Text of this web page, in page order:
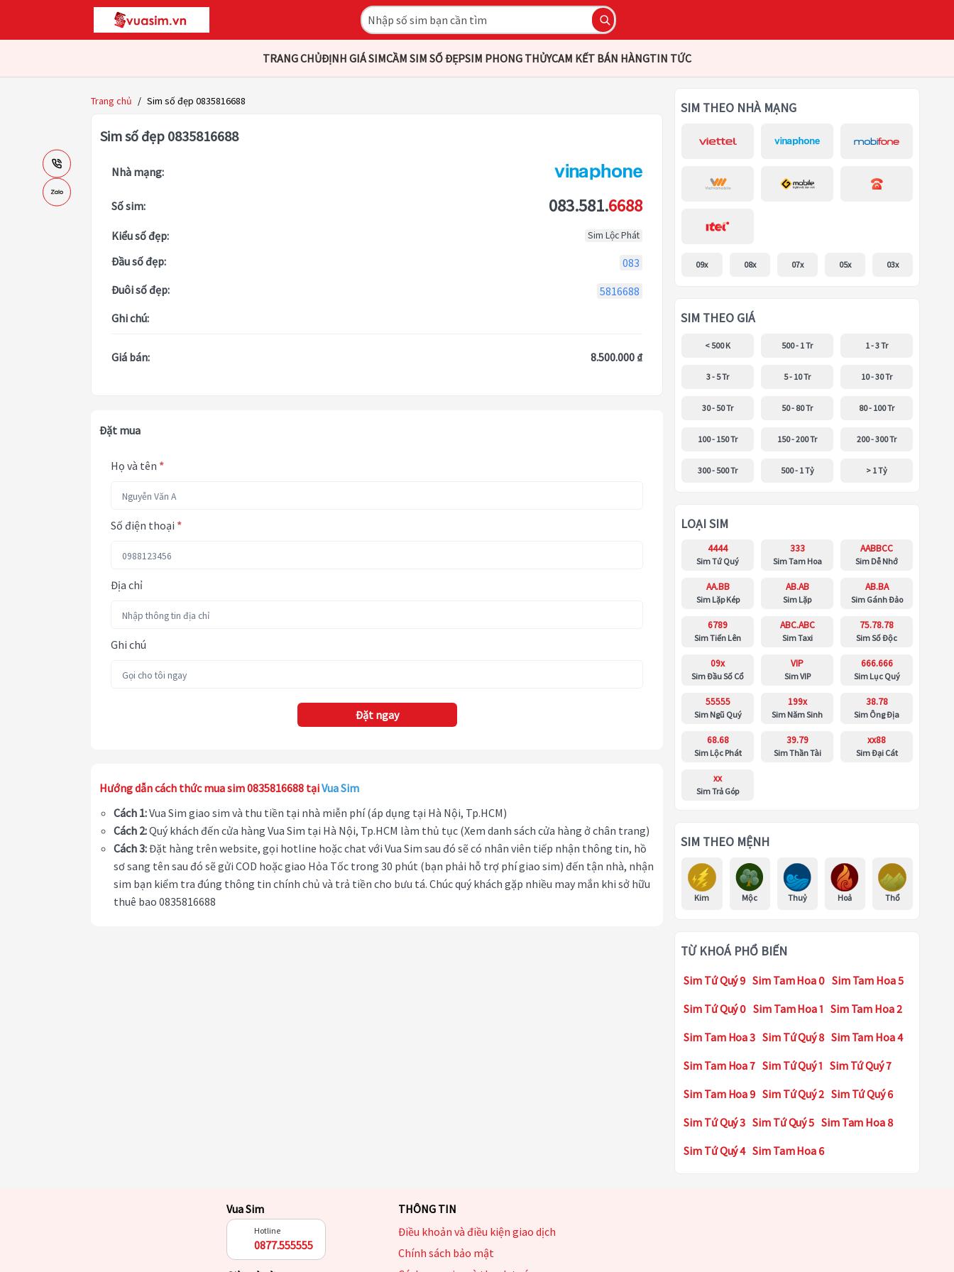
TRANG CHỦĐỊNH GIÁ SIMCẦM SIM SỐ ĐẸPSIM PHONG THỦYCAM KẾT BÁN HÀNGTIN TỨC
Trang chủ / Sim số đẹp 0835816688
Sim số đẹp 0835816688
Nhà mạng:
Số sim: 083.581.6688
Kiểu số đẹp: Sim Lộc Phát
Đầu số đẹp:
083
Đuôi số đẹp:
5816688
Ghi chú:
Giá bán: 8.500.000 ₫
Đặt mua
Họ và tên *
Số điện thoại *
Địa chỉ
Ghi chú
Đặt ngay
Hướng dẫn cách thức mua sim 0835816688 tạiVua Sim
Cách 1:Vua Sim giao sim và thu tiền tại nhà miễn phí (áp dụng tại Hà Nội, Tp.HCM)
Cách 2:Quý khách đến cửa hàng Vua Sim tại Hà Nội, Tp.HCM làm thủ tục (Xem danh sách cửa hàng ở chân trang)
Cách 3:Đặt hàng trên website, gọi hotline hoặc chat với Vua Sim sau đó sẽ có nhân viên tiếp nhận thông tin, hồ
sơ sang tên sau đó sẽ gửi COD hoặc giao Hỏa Tốc trong 30 phút (bạn phải hỗ trợ phí giao sim) đến tận nhà, nhận
sim bạn kiểm tra đúng thông tin chính chủ và trả tiền cho bưu tá. Chúc quý khách gặp nhiều may mắn khi sở hữu
thuê bao 0835816688
SIM THEO NHÀ MẠNG
09x 08x 07x 05x 03x
SIM THEO GIÁ
< 500 K 500 - 1 Tr 1 - 3 Tr
3 - 5 Tr 5 - 10 Tr 10 - 30 Tr
30 - 50 Tr 50 - 80 Tr 80 - 100 Tr
100 - 150 Tr 150 - 200 Tr 200 - 300 Tr
300 - 500 Tr 500 - 1 Tỷ > 1 Tỷ
LOẠI SIM
4444
Sim Tứ Quý
333
Sim Tam Hoa
AABBCC
Sim Dễ Nhớ
AA.BB
Sim Lặp Kép
AB.AB
Sim Lặp
AB.BA
Sim Gánh Đảo
6789
Sim Tiến Lên
ABC.ABC
Sim Taxi
75.78.78
Sim Số Độc
09x
Sim Đầu Số Cổ
VIP
Sim VIP
666.666
Sim Lục Quý
55555
Sim Ngũ Quý
199x
Sim Năm Sinh
38.78
Sim Ông Địa
68.68
Sim Lộc Phát
39.79
Sim Thần Tài
xx88
Sim Đại Cát
xx
Sim Trả Góp
SIM THEO MỆNH
Kim Mộc Thuỷ Hoả Thổ
TỪ KHOÁ PHỔ BIẾN
Sim Tứ Quý 9 Sim Tam Hoa 0 Sim Tam Hoa 5
Sim Tứ Quý 0 Sim Tam Hoa 1 Sim Tam Hoa 2
Sim Tam Hoa 3 Sim Tứ Quý 8 Sim Tam Hoa 4
Sim Tam Hoa 7 Sim Tứ Quý 1 Sim Tứ Quý 7
Sim Tam Hoa 9 Sim Tứ Quý 2 Sim Tứ Quý 6
Sim Tứ Quý 3 Sim Tứ Quý 5 Sim Tam Hoa 8
Sim Tứ Quý 4 Sim Tam Hoa 6
Vua Sim
Hotline
0877.555555
THÔNG TIN
Điều khoản và điều kiện giao dịch
Chính sách bảo mật